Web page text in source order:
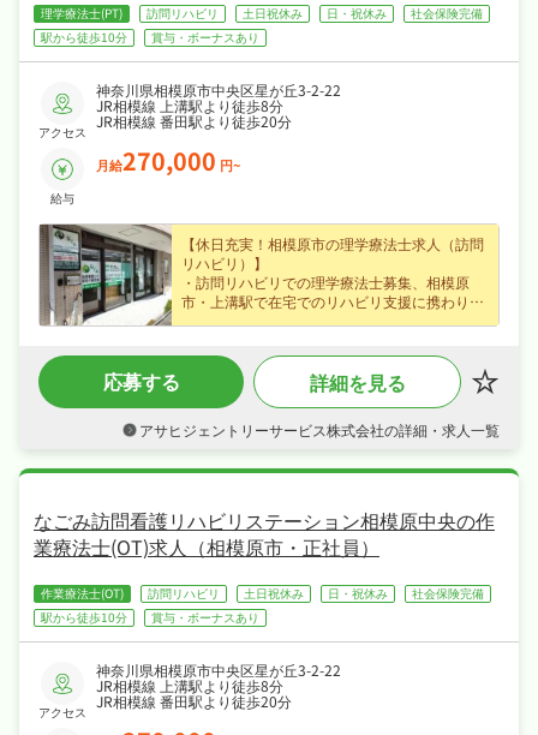
理学療法士(PT) 訪問リハビリ 土日祝休み 日・祝休み
社会保険完備
駅から徒歩10分
賞与・ボーナスあり
アクセス
神奈川県相模原市中央区星が丘3-2-22
JR相模線 上溝駅より徒歩8分
JR相模線 番田駅より徒歩20分
給与
月給270,000 円~
【休日充実！相模原市の理学療法士求人（訪問
リハビリ）】
・訪問リハビリでの理学療法士募集、相模原
市・上溝駅で在宅でのリハビリ支援に携わり専
円〜の正社員求人、長期的に安定したキャリア
を築けます♪
・日勤のみで土日祝休みでメリハリよく働け、
取りやすくワークライフバランスも抜群♪
できる職場です♪
応募する 詳細を見る
アサヒジェントリーサービス株式会社の詳細・求人一覧
なごみ訪問看護リハビリステーション相模原中央の作
業療法士(OT)求人（相模原市・正社員）
作業療法士(OT) 訪問リハビリ 土日祝休み 日・祝休み
社会保険完備
駅から徒歩10分
賞与・ボーナスあり
アクセス
神奈川県相模原市中央区星が丘3-2-22
JR相模線 上溝駅より徒歩8分
JR相模線 番田駅より徒歩20分